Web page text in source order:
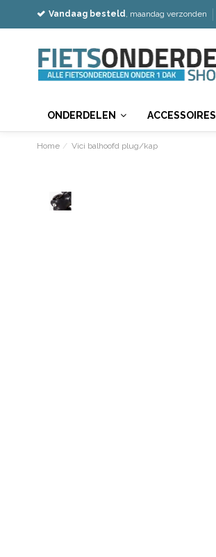
Vandaag besteld, maandag verzonden
ONDERDELEN ACCESSOIRES
Home Vici balhoofd plug/kap